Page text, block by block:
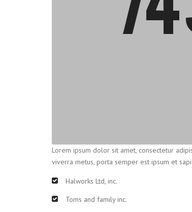
Lorem ipsum dolor sit amet, consectetur
viverra metus, porta semper est ipsum et
Halworks Ltd, inc.
Toms and family inc.